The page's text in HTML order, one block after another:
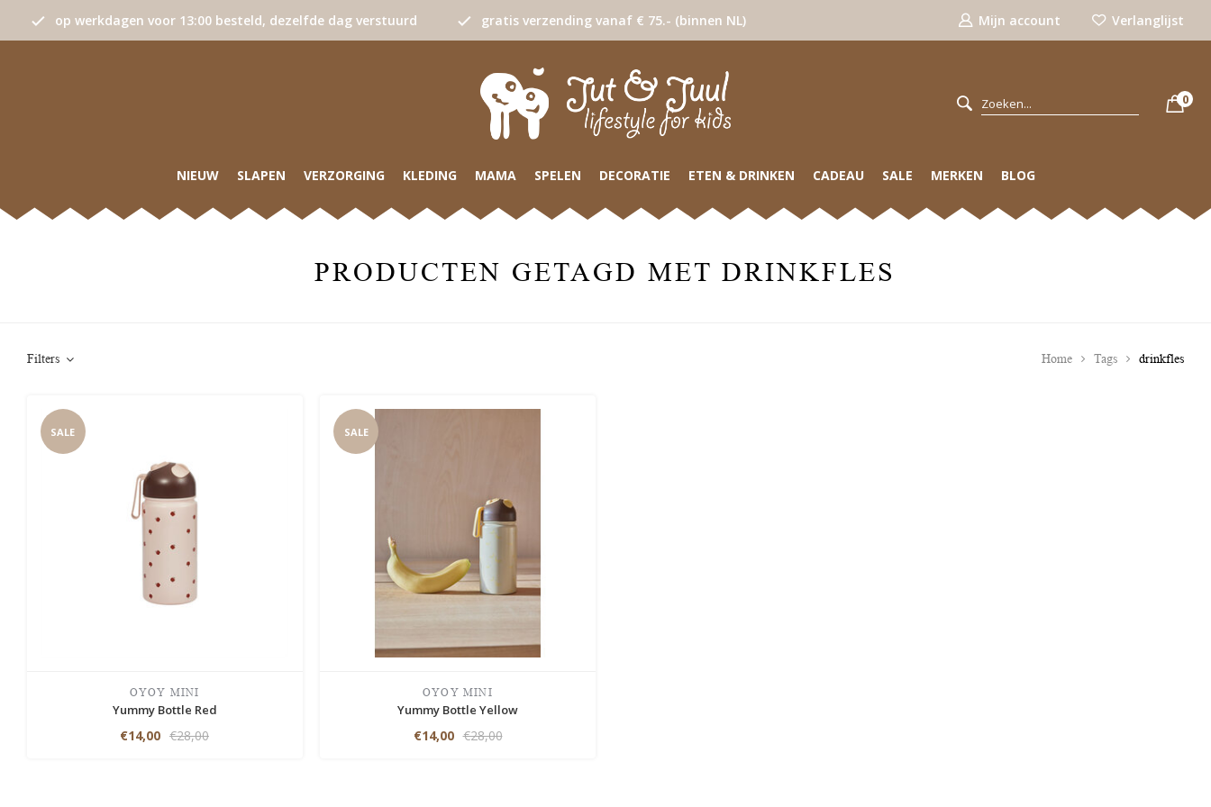
op werkdagen voor 13:00 besteld, dezelfde dag verstuurd gratis verzending vanaf € 75.- (binnen NL) Mijn account Verlanglijst
0
NIEUW SLAPEN VERZORGING KLEDING MAMA SPELEN DECORATIE ETEN & DRINKEN CADEAU SALE MERKEN BLOG
PRODUCTEN GETAGD MET DRINKFLES
Filters Home Tags drinkfles
SALE
OYOY MINI
Yummy Bottle Red
€14,00 €28,00
SALE
OYOY MINI
Yummy Bottle Yellow
€14,00 €28,00